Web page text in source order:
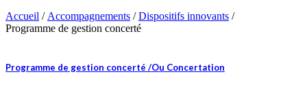
Accueil / Accompagnements /Dispositifs innovants /
Programme de gestion concerté
Programme de gestion concerté /Ou Concertation